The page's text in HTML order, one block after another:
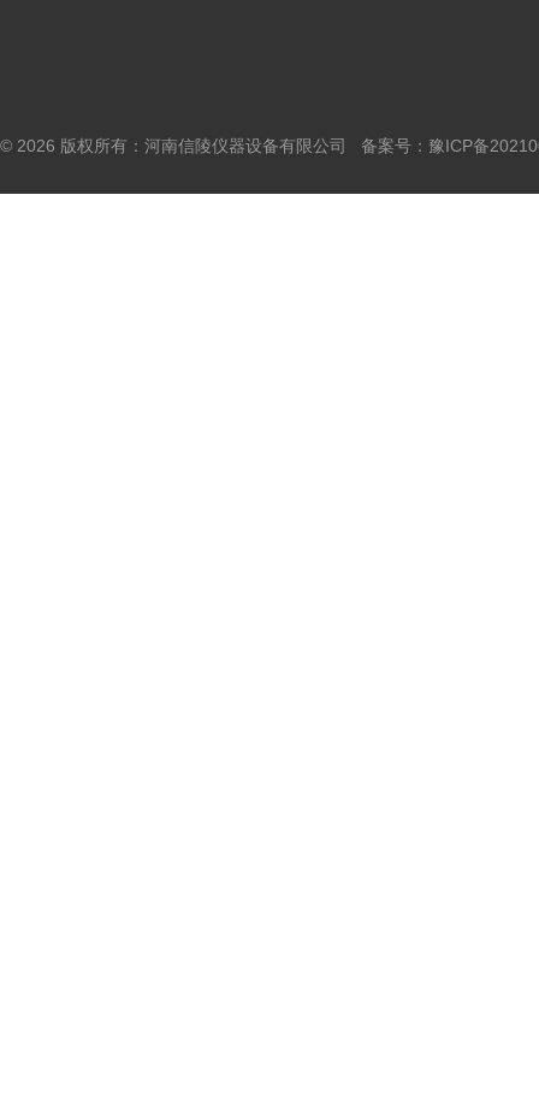
© 2026 版权所有：河南信陵仪器设备有限公司 备案号： 豫ICP备